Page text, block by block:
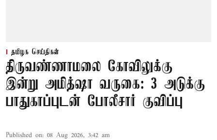
தமிழக செய்திகள்
திருவண்ணாமலை கோவிலுக்கு
இன்று அமித்ஷா வருகை: 3 அடுக்கு
பாதுகாப்புடன் போலீசார் குவிப்பு
Published on: 08 Aug 2026, 3:42 am